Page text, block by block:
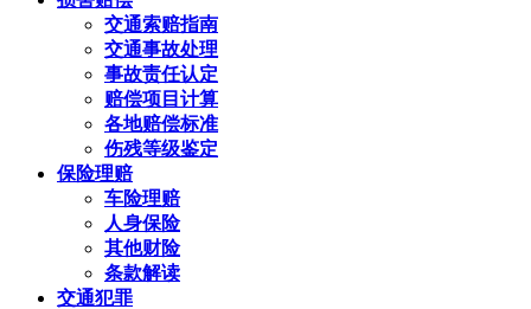
交通索赔指南
交通事故处理
事故责任认定
赔偿项目计算
各地赔偿标准
伤残等级鉴定
保险理赔
车险理赔
人身保险
其他财险
条款解读
交通犯罪